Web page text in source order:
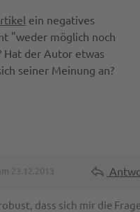
ein negatives
"weder möglich noch
Hat der Autor etwas
seiner Meinung an?
23.12.2013
dass sich mir die